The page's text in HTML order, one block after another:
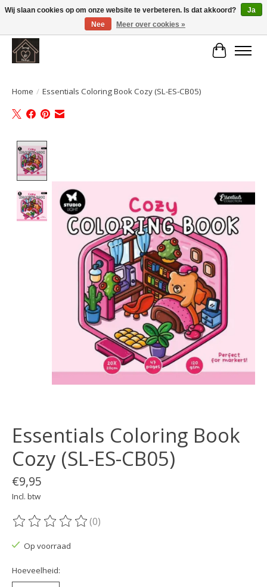
Large selection of products and fast shipping!
Home / Essentials Coloring Book Cozy (SL-ES-CB05)
Essentials Coloring Book
Cozy (SL-ES-CB05)
€9,95
Incl. btw
De beoordeling van dit product is
(0)
Op voorraad
Hoeveelheid:
Wij slaan cookies op om onze website te verbeteren. Is dat akkoord?
Ja
Nee
Meer over cookies »